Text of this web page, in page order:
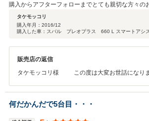
購入からアフターフォローまでとても親切な方々の
タケモッコリ
購入年月： 2016/12
購入した車：スバル プレオプラス 660 L スマートアシ
販売店の返信
タケモッコリ様 この度は大変お世話になり
何だかんだで5台目・・・